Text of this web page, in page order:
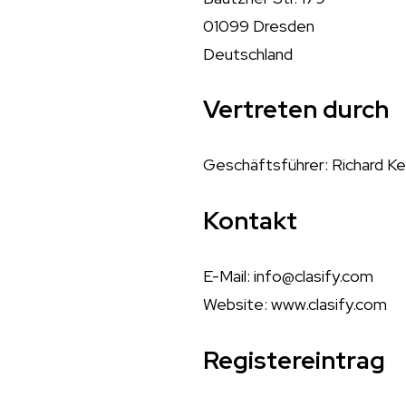
01099 Dresden
Deutschland
Vertreten durch
Geschäftsführer: Richard
Kontakt
E-Mail: info@clasify.com
Website: www.clasify.com
Registereintrag